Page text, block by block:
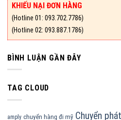
KHIẾU NẠI ĐƠN HÀNG
(Hotline 01: 093.702.7786)
(Hotline 02: 093.887.1786)
BÌNH LUẬN GẦN ĐÂY
TAG CLOUD
amply chuyển hàng đi mỹ Chuyển